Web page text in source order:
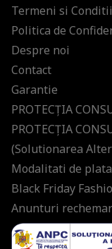
Termeni si Conditii
Politica de
Despre noi
Contact
Garantie
PROTECŢIA
PROTECŢIA
(Solutionarea
Modalitati de plata
Black Friday
Anunturi